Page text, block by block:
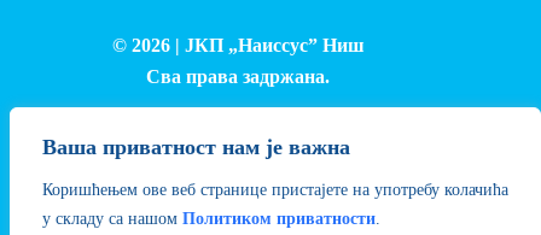
Ваша приватност нам је важна
Коришћењем ове веб странице пристајете на употребу колачића
у складу са нашом Политиком приватности.
© 2026 | ЈКП „Наиссус” Ниш
Сва права задржана.
Израда и одржавање сајта - Лука Петровић